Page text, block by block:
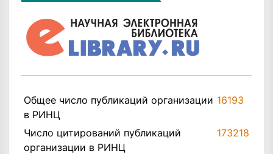
Общее число публикаций организации
в РИНЦ
16193
Число цитирований публикаций
организации в РИНЦ
173218